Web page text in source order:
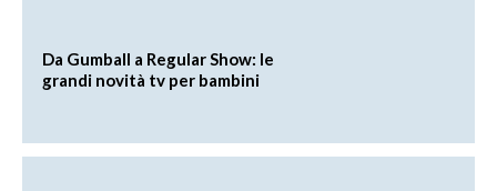
Da Gumball a Regular Show: le
grandi novità tv per bambini